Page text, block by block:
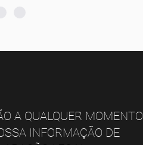
A QUALQUER
INFORMAÇÃO DE